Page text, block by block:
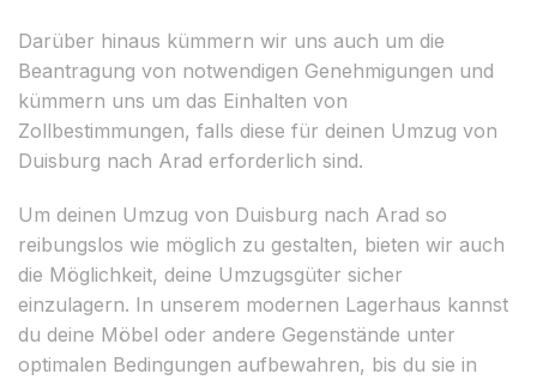
Darüber hinaus kümmern wir uns auch um die
Beantragung von notwendigen Genehmigungen und
kümmern uns um das Einhalten von
Zollbestimmungen, falls diese für deinen Umzug von
Duisburg nach Arad erforderlich sind.
Um deinen Umzug von Duisburg nach Arad so
reibungslos wie möglich zu gestalten, bieten wir auch
die Möglichkeit, deine Umzugsgüter sicher
einzulagern. In unserem modernen Lagerhaus kannst
du deine Möbel oder andere Gegenstände unter
optimalen Bedingungen aufbewahren, bis du sie in